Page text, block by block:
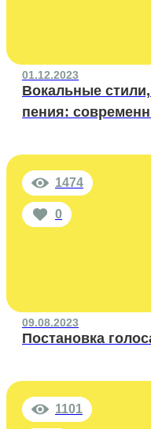
01.12.2023
Вокальные
пения:
1474
0
09.08.2023
Постановка
1101